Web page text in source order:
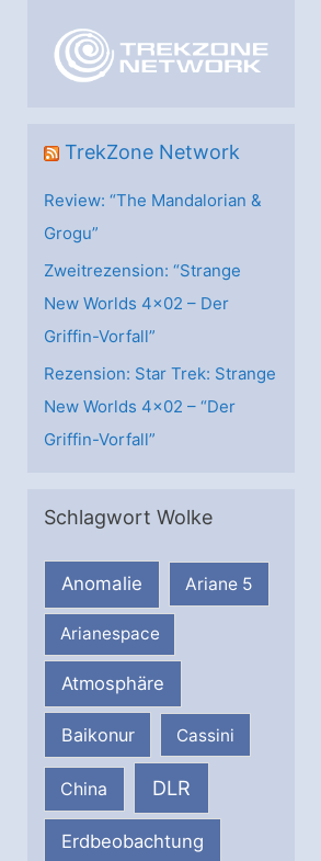
e TrekZone Network
Review: “The Mandalorian &
Grogu”
Zweitrezension: “Strange
New Worlds 4×02 – Der
Griffin-Vorfall”
Rezension: Star Trek: Strange
New Worlds 4×02 – “Der
Griffin-Vorfall”
Schlagwort Wolke
Anomalie Ariane 5
Arianespace
Atmosphäre
Baikonur Cassini
China DLR
Erdbeobachtung